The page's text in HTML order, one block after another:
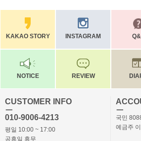
KAKAO STORY INSTAGRAM
NOTICE REVIEW
CUSTOMER INFO
ㅡ
010-9006-4213
평일 10:00 ~ 17:00
공휴일 휴무
ㅡ
국민
예금주